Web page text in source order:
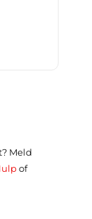
Meld
of